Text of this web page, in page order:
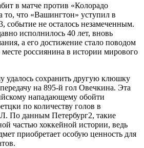
в матче против «Колорадо
что «Вашингтон» уступил в
событие не осталось незамеченным.
исполнилось 40 лет, вновь
а его достижение стало поводом
россиянина в истории мирового
удалось сохранить другую клюшку
на 895-й гол Овечкина. Эта
нападающему обойти
по количеству голов в
По данным Петербург2, такие
частью хоккейной истории, ведь
приобретает особую ценность для